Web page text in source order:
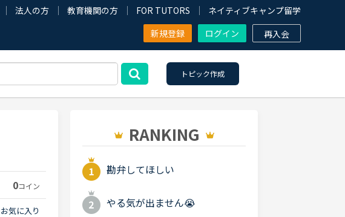
法人の方 教育機関の方 FOR TUTORS
ネイティブキャンプ留学
新規登録
ログイン 再入会
トピック作成
0コイン
お気に入り
RANKING
勘弁してほしい
やる気が出ません😭